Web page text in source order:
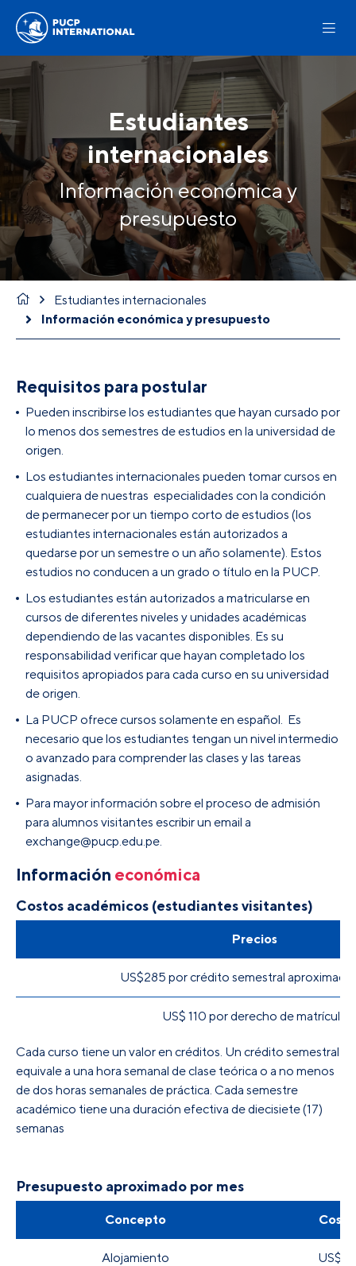
Estudiantes
internacionales
Información económica y
presupuesto
Estudiantes internacionales
Información económica y presupuesto
Requisitos para postular
Pueden inscribirse los estudiantes que hayan cursado por
lo menos dos semestres de estudios en la universidad de
origen.
Los estudiantes internacionales pueden tomar cursos en
cualquiera de nuestras especialidades con la condición
de permanecer por un tiempo corto de estudios (los
estudiantes internacionales están autorizados a
quedarse por un semestre o un año solamente). Estos
estudios no conducen a un grado o título en la PUCP.
Los estudiantes están autorizados a matricularse en
cursos de diferentes niveles y unidades académicas
dependiendo de las vacantes disponibles. Es su
responsabilidad verificar que hayan completado los
requisitos apropiados para cada curso en su universidad
de origen.
La PUCP ofrece cursos solamente en español. Es
necesario que los estudiantes tengan un nivel intermedio
o avanzado para comprender las clases y las tareas
asignadas.
Para mayor información sobre el proceso de admisión
para alumnos visitantes escribir un email a
exchange@pucp.edu.pe.
Información económica
Costos académicos (estudiantes visitantes)
Precios
US$285 por crédito semestral
US$ 110 por derecho de matrícula
Cada curso tiene un valor en créditos. Un crédito semestral
equivale a una hora semanal de clase teórica o a no menos
de dos horas semanales de práctica. Cada semestre
académico tiene una duración efectiva de diecisiete (17)
semanas
Presupuesto aproximado por mes
Concepto
Alojamiento US$